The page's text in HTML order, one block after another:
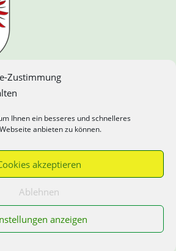
Zustimmung
Ihnen ein besseres und schnelleres
anbieten zu können.
akzeptieren
Ablehnen
anzeigen
Media